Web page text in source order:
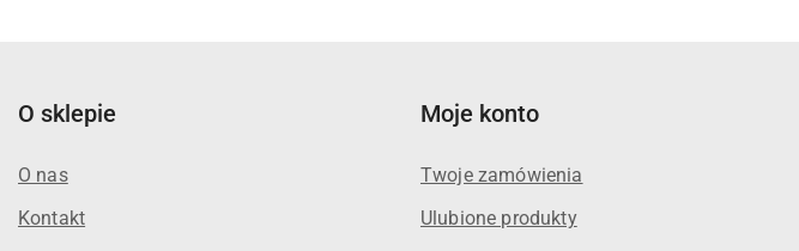
O sklepie
O nas
Kontakt
Moje konto
Twoje zamówienia
Ulubione produkty